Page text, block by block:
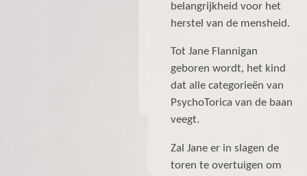
belangrijkheid voor het
herstel van de mensheid.
Tot Jane Flannigan
geboren wordt, het kind
dat alle categorieën van
PsychoTorica van de baan
veegt.
Zal Jane er in slagen de
toren te overtuigen om